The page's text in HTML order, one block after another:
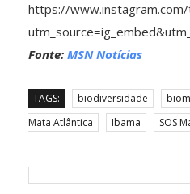
https://
Fonte: MSN Notícias
TAGS: biodiversidade
Mata Atlântica
Ibama SOS